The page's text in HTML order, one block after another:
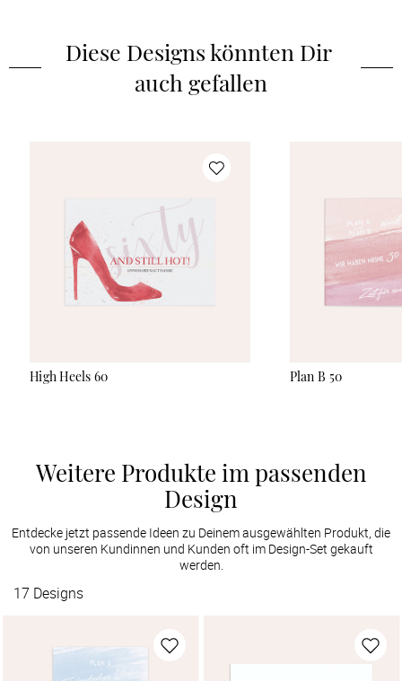
Diese Designs könnten Dir
auch gefallen
High Heels 60 Plan B 50
Weitere Produkte im passenden
Design
Entdecke jetzt passende Ideen zu Deinem ausgewählten Produkt, die
von unseren Kundinnen und Kunden oft im Design-Set gekauft
werden.
17 Designs